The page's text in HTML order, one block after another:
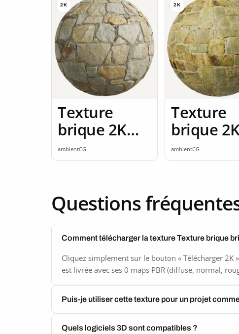
2K
Texture
brique 2K
seamless
ambientCG
2K
Texture
brique
seamless
ambientCG
Questions
Comment télécharger la texture Texture brique
Cliquez simplement sur le bouton « Télécharger
est livrée avec ses 0 maps PBR (diffuse, normal,
Puis-je utiliser cette texture pour un projet
Quels logiciels 3D sont compatibles ?